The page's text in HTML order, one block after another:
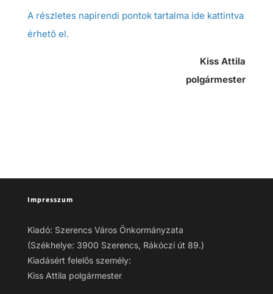
A részletes napirendi pontok tartalma ide kattintva
érhető el.
Kiss Attila
polgármester
Impresszum
Kiadó: Szerencs Város Önkormányzata
(Székhelye: 3900 Szerencs, Rákóczi út 89.)
Kiadásért felelős személy:
Kiss Attila polgármester